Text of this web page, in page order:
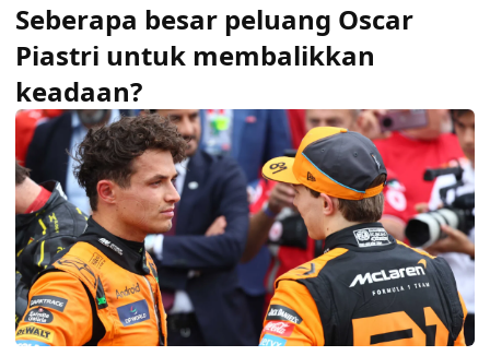
Seberapa besar peluang Oscar
Piastri untuk membalikkan
keadaan?